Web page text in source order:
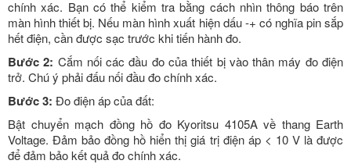
chính xác. Bạn có thể kiểm tra bằng cách nhìn thông báo trên
màn hình thiết bị. Nếu màn hình xuất hiện dấu -+ có nghĩa pin sắp
hết điện, cần được sạc trước khi tiến hành đo.
Bước 2: Cắm nối các đầu đo của thiết bị vào thân máy đo điện
trở. Chú ý phải đấu nối đầu đo chính xác.
Bước 3: Đo điện áp của đất:
Bật chuyển mạch đồng hồ đo Kyoritsu 4105A về thang Earth
Voltage. Đảm bảo đồng hồ hiển thị giá trị điện áp < 10 V là được
để đảm bảo kết quả đo chính xác.